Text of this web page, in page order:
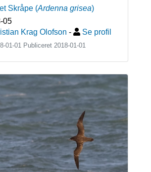
Skråpe (Ardenna grisea)
05
Krag Olofson - Se profil
01-01 Publiceret 2018-01-01